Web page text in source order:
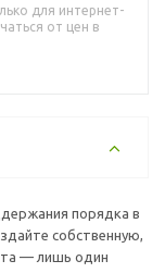
для интернет-
от цен в
порядка в
собственную,
— лишь один